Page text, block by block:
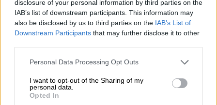
disclosure of your personal information by third parties on the
IAB’s list of downstream participants. This information may
also be disclosed by us to third parties on the IAB’s List of
Downstream Participants that may further disclose it to other
Please note that this website/app uses one or more Google
not limited to your visit or usage behaviour. You may click to
grant or deny consent to Google and its third-party tags to
use your data for below specified purposes in below Google
Personal Data Processing Opt Outs
I want to opt-out of the Sharing of my
personal data.
Opted In
ατομικές αποζημιώσεις στα θύματα.
Όπως μεταδίδει τοskynewsβάσει
συμφωνίας μεταξύ της Aylo και των
εισαγγελέων, η εταιρεία συμφώνησε να
είναι γνωστό ποιοι είναι δικαιούχοι και πώς
μπορούν να υποβάλουν αίτηση.